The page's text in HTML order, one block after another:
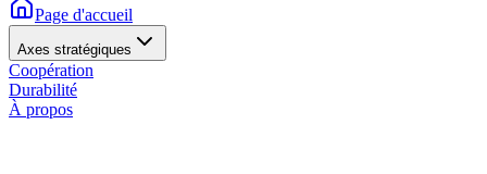
Page d'accueil
Axes stratégiques
Coopération
Durabilité
À propos